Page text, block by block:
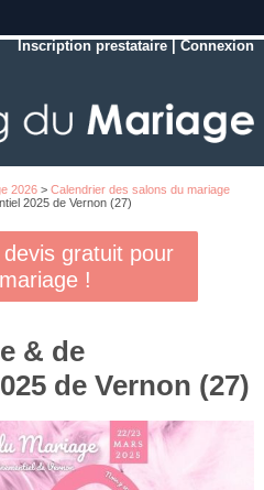
Inscription prestataire |Connexion
2026> Calendrier des salons du mariage
2025 de Vernon (27)
gratuit pour
!
& de
de Vernon (27)